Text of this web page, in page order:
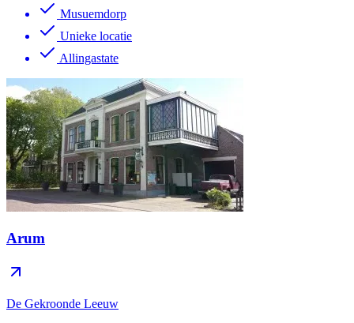
Musuemdorp
Unieke locatie
Allingastate
Arum
De Gekroonde Leeuw